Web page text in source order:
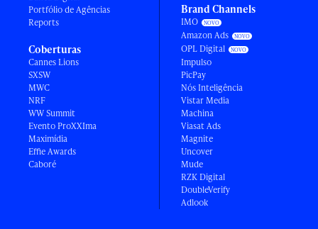
Portfólio de Agências
Reports
Coberturas
Cannes Lions
SXSW
MWC
NRF
WW Summit
Evento ProXXIma
Maximídia
Effie Awards
Caboré
Brand Channels
IMO
Amazon Ads
OPL Digital
Impulso
PicPay
Nós Inteligência
Vistar Media
Machina
Viasat Ads
Magnite
Uncover
Mude
RZK Digital
DoubleVerify
Adlook